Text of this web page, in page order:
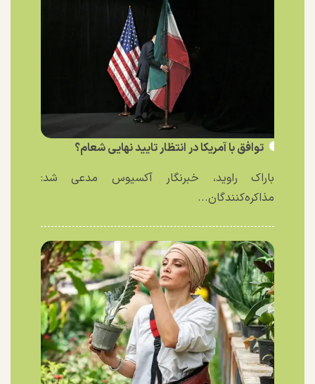
توافق با آمریکا در انتظار تایید نهایی شعام؟
باراک راوید، خبرنگار آکسیوس مدعی شد:
مذاکره‌کنندگان...